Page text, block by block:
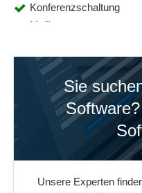
Konferenzschaltung
Mailbox
MFV-Nummern
Nachrichten- und
Remote
Schnittstellen zu TAPI/
Telefon-Schnittstellen
Sie
Unsere Experten